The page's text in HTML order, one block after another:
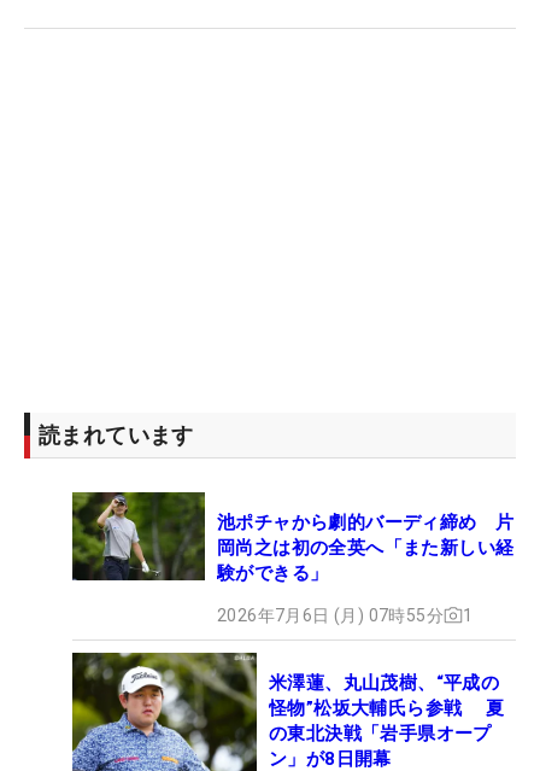
読まれています
池ポチャから劇的バーディ締め 片
岡尚之は初の全英へ「また新しい経
験ができる」
2026年7月6日 (月) 07時55分 1
米澤蓮、丸山茂樹、“平成の
怪物”松坂大輔氏ら参戦 夏
の東北決戦「岩手県オープ
ン」が8日開幕